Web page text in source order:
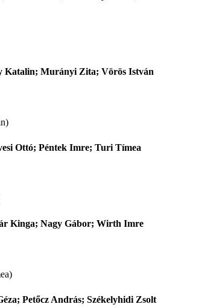
Katalin; Murányi Zita; Vörös István
Ottó; Péntek Imre; Turi Tímea
Kinga; Nagy Gábor; Wirth Imre
Petőcz András; Székelyhidi Zsolt